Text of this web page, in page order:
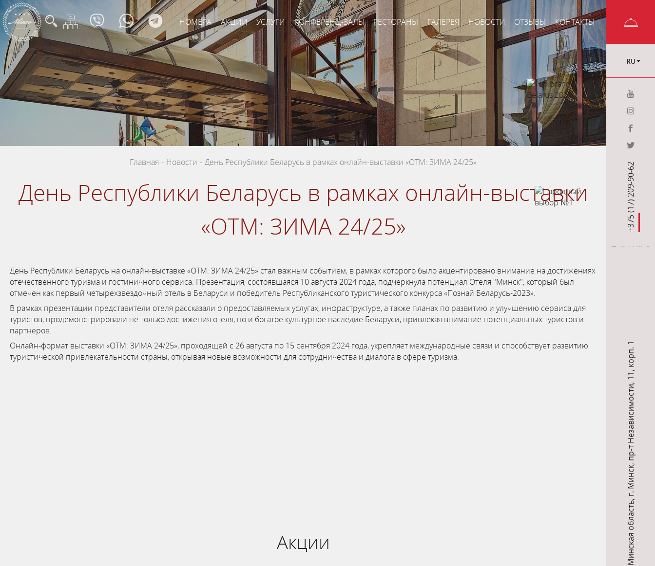
RU
+375 (17) 209-90-62
Минская область
г. Минск
пр-т Независимости
11, корп. 1
НОМЕРА АКЦИИ УСЛУГИ КОНФЕРЕНЦ-ЗАЛЫ РЕСТОРАНЫ ГАЛЕРЕЯ НОВОСТИ ОТЗЫВЫ КОНТАКТЫ
Главная - Новости - День Республики Беларусь в рамках онлайн-выставки «ОТМ: ЗИМА 24/25»
День Республики Беларусь в рамках онлайн-выставки
«ОТМ: ЗИМА 24/25»
День Республики Беларусь на онлайн-выставке «ОТМ: ЗИМА 24/25» стал важным событием, в рамках которого было акцентировано внимание на достижениях
отечественного туризма и гостиничного сервиса. Презентация, состоявшаяся 10 августа 2024 года, подчеркнула потенциал Отеля "Минск", который был
отмечен как первый четырехзвездочный отель в Беларуси и победитель Республиканского туристического конкурса «Познай Беларусь-2023».
В рамках презентации представители отеля рассказали о предоставляемых услугах, инфраструктуре, а также планах по развитию и улучшению сервиса для
туристов, продемонстрировали не только достижения отеля, но и богатое культурное наследие Беларуси, привлекая внимание потенциальных туристов и
партнеров.
Онлайн-формат выставки «ОТМ: ЗИМА 24/25», проходящей с 26 августа по 15 сентября 2024 года, укрепляет международные связи и способствует развитию
туристической привлекательности страны, открывая новые возможности для сотрудничества и диалога в сфере туризма.
Акции